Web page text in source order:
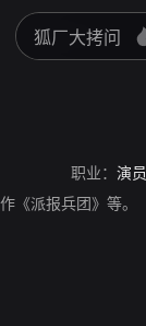
职业： 演员
《派报兵团》等。